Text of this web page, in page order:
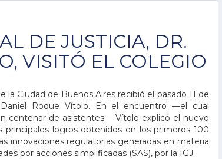
DE JUSTICIA, DR.
VISITÓ EL COLEGIO
Ciudad de Buenos Aires recibió el pasado 11 de
Roque Vítolo. En el encuentro —el cual
centenar de asistentes— Vítolo explicó el nuevo
logros obtenidos en los primeros 100
innovaciones regulatorias generadas en materia
por acciones simplificadas (SAS), por la IGJ.